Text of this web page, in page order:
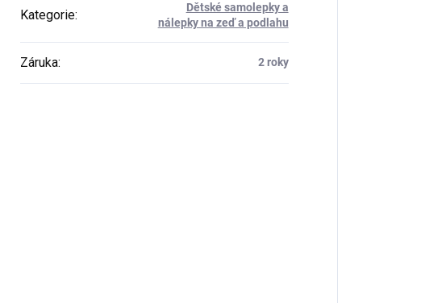
Kategorie:
Dětské samolepky a
nálepky na zeď a podlahu
Záruka: 2 roky